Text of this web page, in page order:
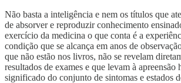
Não basta a inteligência e nem os títulos que
de absorver e reproduzir conhecimento
exercício da medicina o que conta é a
condição que se alcança em anos de
que não estão nos livros, não se revelam
resultados de exames e que levam à apreensão
significado do conjunto de sintomas e estados